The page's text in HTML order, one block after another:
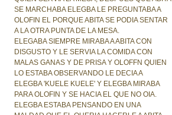
SE MARCHABA ELEGBA LE PREGUNTABA A
OLOFIN EL PORQUE ABITA SE PODIA SENTAR
A LA OTRA PUNTA DE LA MESA.
ELEGABA SIEMPRE MIRABA A ABITA CON
DISGUSTO Y LE SERVIA LA COMIDA CON
MALAS GANAS Y DE PRISA Y OLOFFN QUIEN
LO ESTABA OBSERVANDO LE DECIA A
ELEGBA 'KUELE KUELE' Y ELEGBA MIRABA
PARA OLOFIN Y SE HACIA EL QUE NO OIA.
ELEGBA ESTABA PENSANDO EN UNA